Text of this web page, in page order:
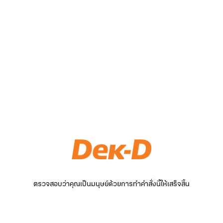
ตรวจสอบว่าคุณเป็นมนุษย์ด้วยการทำคำสั่งนี้ให้เสร็จสิ้น